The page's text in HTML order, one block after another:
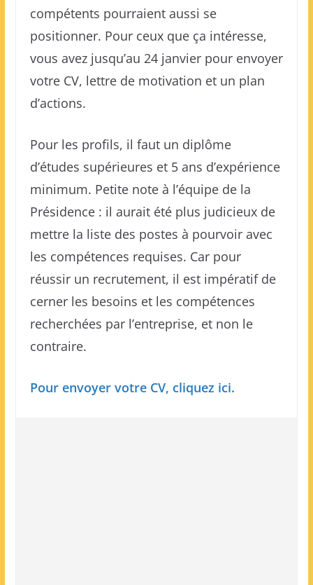
compétents pourraient aussi se
positionner. Pour ceux que ça intéresse,
vous avez jusqu’au 24 janvier pour envoyer
votre CV, lettre de motivation et un plan
d’actions.
Pour les profils, il faut un diplôme
d’études supérieures et 5 ans d’expérience
minimum. Petite note à l’équipe de la
Présidence : il aurait été plus judicieux de
mettre la liste des postes à pourvoir avec
les compétences requises. Car pour
réussir un recrutement, il est impératif de
cerner les besoins et les compétences
recherchées par l’entreprise, et non le
contraire.
Pour envoyer votre CV, cliquez ici.